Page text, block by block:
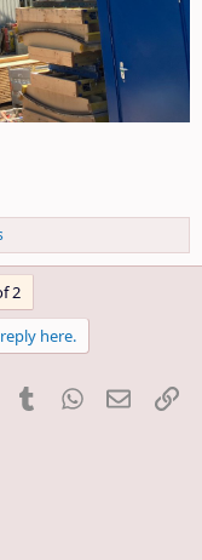
2
here.
PinterestTumblrWhatsApp
E-Mail